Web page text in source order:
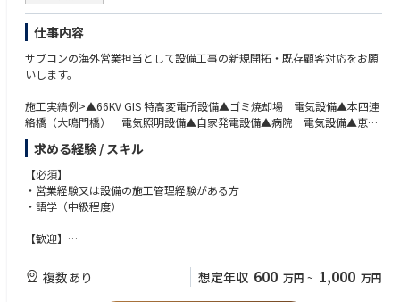
仕事内容
サブコンの海外営業担当として設備工事の新規開拓・既存顧客対応をお願
いします。
施工実績例>▲66KV GIS 特高変電所設備▲ゴミ焼却場 電気設備▲本四連
絡橋（大鳴門橋） 電気照明設備▲自家発電設備▲病院 電気設備▲恵比
寿ガーデンプレイス 電気設備
求める経験 / スキル
【必須】
・営業経験又は設備の施工管理経験がある方
・語学（中級程度）
【歓迎】
※以下いずれかの資格又はそれに準ずるご経験保有者
・電気工事施工管理技士
・電気工事士
複数あり 想定年収 600 万円 ~ 1,000 万円